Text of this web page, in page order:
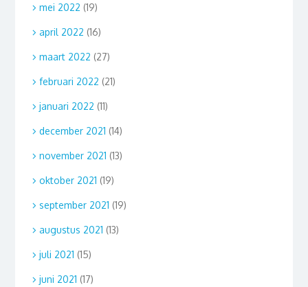
mei 2022 (19)
april 2022 (16)
maart 2022 (27)
februari 2022 (21)
januari 2022 (11)
december 2021 (14)
november 2021 (13)
oktober 2021 (19)
september 2021 (19)
augustus 2021 (13)
juli 2021 (15)
juni 2021 (17)